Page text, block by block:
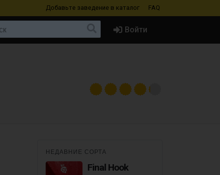
Добавьте заведение в каталог FAQ
Войти
НЕДАВНИЕ СОРТА
Final Hook